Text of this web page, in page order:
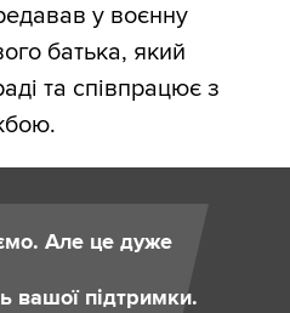
у воєнну
батька, який
та співпрацює з
Але це дуже
вашої підтримки.